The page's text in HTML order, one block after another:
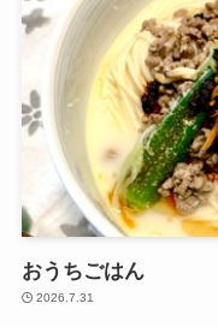
おうちごはん
2026.7.31